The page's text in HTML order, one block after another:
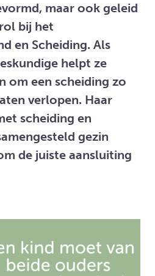
maar ook geleid
bij het
en Scheiding. Als
helpt ze
om een scheiding zo
verlopen. Haar
scheiding en
gezin
de juiste aansluiting